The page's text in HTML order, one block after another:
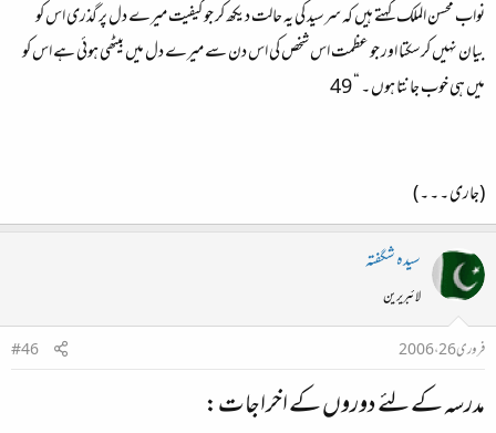
نواب محسن الملک کہتے ہیں کہ سرسید کی یہ حالت دیکھ کر جو کیفیت میرے دل پر گذری اس کو
بیان نہیں کرسکتا اور جو عظمت اس شخص کی اس دن سے میرے دل میں بیٹھی ہوئی ہے اس کو
میں ہی خوب جانتا ہوں ۔ “ 49
(جاری ۔ ۔ ۔ )
سیدہ شگفتہ
لائبریرین
فروری 26، 2006
#46
مدرسہ کے لئے دوروں کے اخراجات: